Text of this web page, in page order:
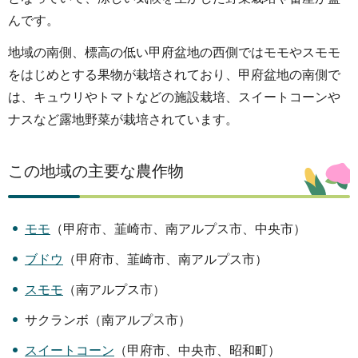
業
イ
フ
んです。
地域の南側、標高の低い甲府盆地の西側ではモモやスモモ
をはじめとする果物が栽培されており、甲府盆地の南側で
は、キュウリやトマトなどの施設栽培、スイートコーンや
ナスなど露地野菜が栽培されています。
この地域の主要な農作物
モモ （甲府市、韮崎市、南アルプス市、中央市）
ブドウ （甲府市、韮崎市、南アルプス市）
スモモ （南アルプス市）
サクランボ（南アルプス市）
スイートコーン （甲府市、中央市、昭和町）